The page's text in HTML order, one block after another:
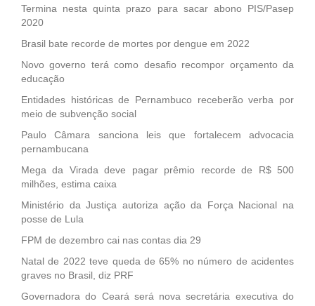
Termina nesta quinta prazo para sacar abono PIS/Pasep
2020
Brasil bate recorde de mortes por dengue em 2022
Novo governo terá como desafio recompor orçamento da
educação
Entidades históricas de Pernambuco receberão verba por
meio de subvenção social
Paulo Câmara sanciona leis que fortalecem advocacia
pernambucana
Mega da Virada deve pagar prêmio recorde de R$ 500
milhões, estima caixa
Ministério da Justiça autoriza ação da Força Nacional na
posse de Lula
FPM de dezembro cai nas contas dia 29
Natal de 2022 teve queda de 65% no número de acidentes
graves no Brasil, diz PRF
Governadora do Ceará será nova secretária executiva do